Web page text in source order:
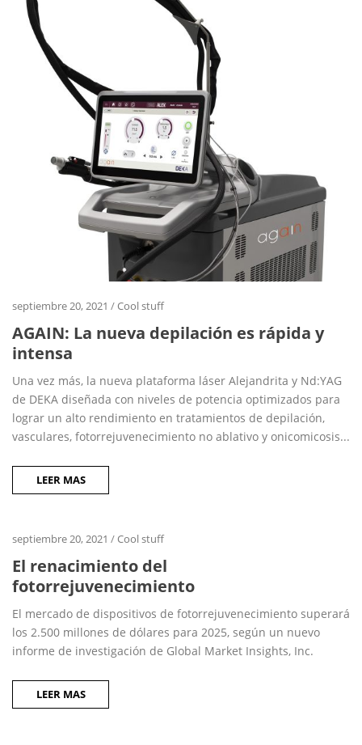
septiembre 20, 2021 /Cool stuff
AGAIN: La nueva depilación es rápida y
intensa
Una vez más, la nueva plataforma láser Alejandrita y Nd:YAG
de DEKA diseñada con niveles de potencia optimizados para
lograr un alto rendimiento en tratamientos de depilación,
vasculares, fotorrejuvenecimiento no ablativo y onicomicosis...
LEER MAS
septiembre 20, 2021 /Cool stuff
El renacimiento del
fotorrejuvenecimiento
El mercado de dispositivos de fotorrejuvenecimiento superará
los 2.500 millones de dólares para 2025, según un nuevo
informe de investigación de Global Market Insights, Inc.
LEER MAS